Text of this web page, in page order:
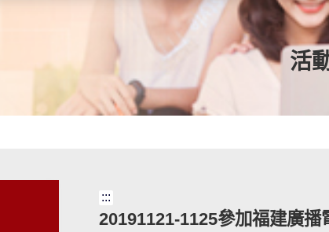
活
:::
20191121-1125參加福建廣